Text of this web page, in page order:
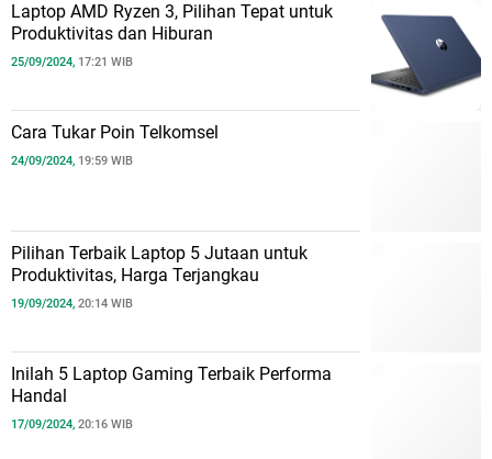
Laptop AMD Ryzen 3, Pilihan Tepat untuk
Produktivitas dan Hiburan
25/09/2024, 17:21 WIB
Cara Tukar Poin Telkomsel
24/09/2024, 19:59 WIB
Pilihan Terbaik Laptop 5 Jutaan untuk
Produktivitas, Harga Terjangkau
19/09/2024, 20:14 WIB
Inilah 5 Laptop Gaming Terbaik Performa
Handal
17/09/2024, 20:16 WIB